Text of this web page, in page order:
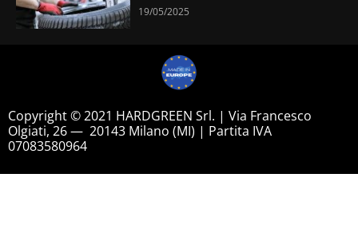
19/05/2025
Copyright © 2021 HARDGREEN Srl. | Via Francesco
Olgiati, 26 — 20143 Milano (MI) | Partita IVA
07083580964